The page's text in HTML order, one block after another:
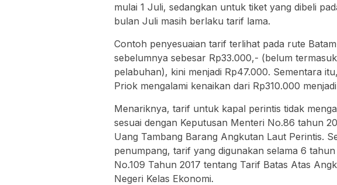
mulai 1 Juli, sedangkan untuk tiket yang dibeli
bulan Juli masih berlaku tarif lama.
Contoh penyesuaian tarif terlihat pada rute
sebelumnya sebesar Rp33.000,- (belum
pelabuhan), kini menjadi Rp47.000. Sementara
Priok mengalami kenaikan dari Rp310.000
Menariknya, tarif untuk kapal perintis tidak
sesuai dengan Keputusan Menteri No.86 tahun
Uang Tambang Barang Angkutan Laut Perintis.
penumpang, tarif yang digunakan selama 6
No.109 Tahun 2017 tentang Tarif Batas Atas
Negeri Kelas Ekonomi.